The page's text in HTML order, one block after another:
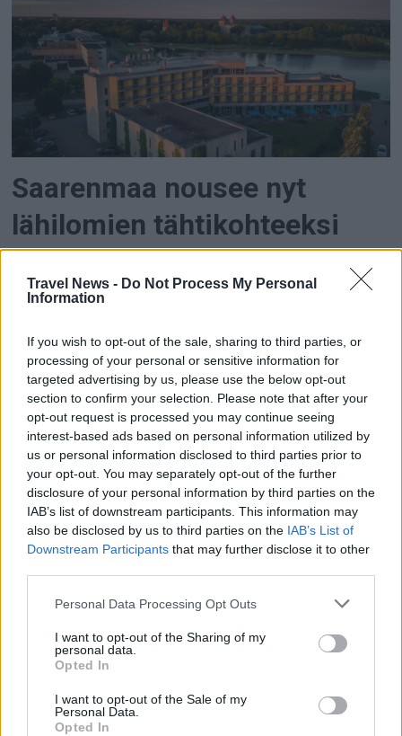
Travel News - Do Not Process My Personal
Information
If you wish to opt-out of the sale, sharing to third parties, or
processing of your personal or sensitive information for
targeted advertising by us, please use the below opt-out
section to confirm your selection. Please note that after your
opt-out request is processed you may continue seeing
interest-based ads based on personal information utilized by
us or personal information disclosed to third parties prior to
your opt-out. You may separately opt-out of the further
disclosure of your personal information by third parties on the
IAB’s list of downstream participants. This information may
also be disclosed by us to third parties on the IAB’s List of
Downstream Participants that may further disclose it to other
Personal Data Processing Opt Outs
I want to opt-out of the Sharing of my
personal data.
Opted In
I want to opt-out of the Sale of my
Personal Data.
Opted In
Saarenmaa nousee nyt
lähilomien tähtikohteeksi
Suora lento, merellinen rauha ja GOSPAn spa
tekevät Saarenmaasta ajankohtaisen premium-
Norse nosti
yksikkötuottonsa
ennätykseen –
matkustajamäärä laski 32
prosenttia
Vähemmistä matkustajista ja voimakkaasti